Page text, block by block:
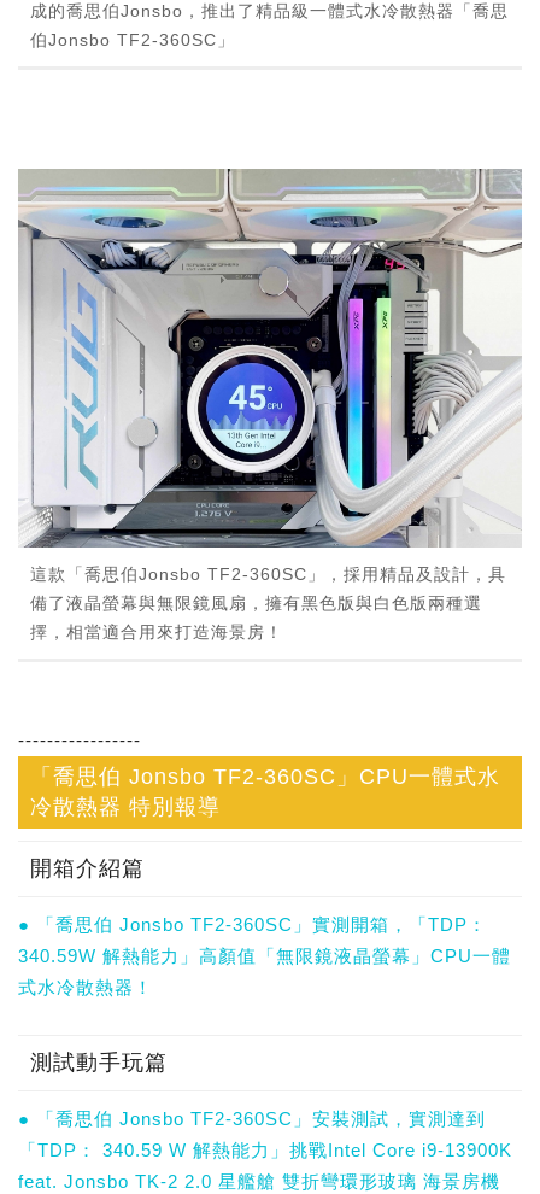
成的喬思伯Jonsbo，推出了精品級一體式水冷散熱器「喬思
伯Jonsbo TF2-360SC」
這款「喬思伯Jonsbo TF2-360SC」，採用精品及設計，具
備了液晶螢幕與無限鏡風扇，擁有黑色版與白色版兩種選
擇，相當適合用來打造海景房！
-----------------
「喬思伯 Jonsbo TF2-360SC」CPU一體式水
冷散熱器 特別報導
開箱介紹篇
● 「喬思伯 Jonsbo TF2-360SC」實測開箱，「TDP：
340.59W 解熱能力」高顏值「無限鏡液晶螢幕」CPU一體
式水冷散熱器！
測試動手玩篇
● 「喬思伯 Jonsbo TF2-360SC」安裝測試，實測達到
「TDP： 340.59 W 解熱能力」挑戰Intel Core i9-13900K
feat. Jonsbo TK-2 2.0 星艦艙 雙折彎環形玻璃 海景房機